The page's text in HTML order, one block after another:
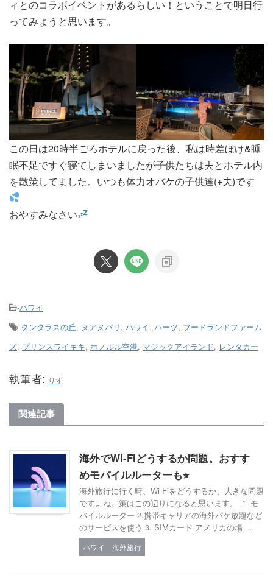
ィとのコラボイベントがあるらしい！ということで明日行
ってみようと思います。
この日は20時半ごろホテルに戻った後、私は時差ぼけ&睡
眠不足ですぐ寝てしまいましたが子供たちは夫とホテル内
を散策してました。いつも体力オバケの子供達(+夫)です
おやすみなさい
-ハワイ
-タンタラスの丘, ヌアヌパリ , ハワイ, ハーツ, フードランドファーム
ズ, プリンスワイキキ, ホノルル空港, マジックアイランド, レンタカー
執筆者: りず
関連記事
海外でWi-Fiどうするか問題。おすす
めモバイルルーターも⭐︎
海外旅行に行く時、Wi-Fiをどうするか、大きな問題
ですよね。策はこの辺りになると思います。 １.モ
バイルルーター 2.携帯キャリアの海外パケ放題など
のサービスを使う 3. SIMカード アメリカの場 ...
ハワイ 海外旅行